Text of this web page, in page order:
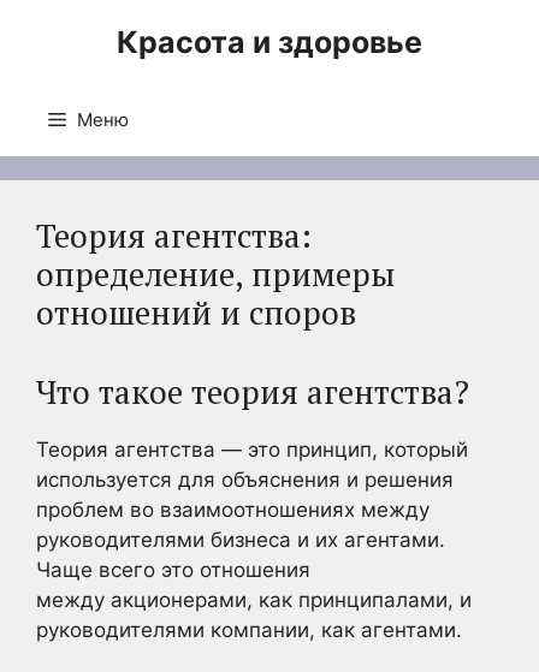
Красота и здоровье
Меню
Теория агентства:
определение, примеры
отношений и споров
Что такое теория агентства?
Теория агентства — это принцип, который
используется для объяснения и решения
проблем во взаимоотношениях между
руководителями бизнеса и их агентами.
Чаще всего это отношения
между акционерами, как принципалами, и
руководителями компании, как агентами.